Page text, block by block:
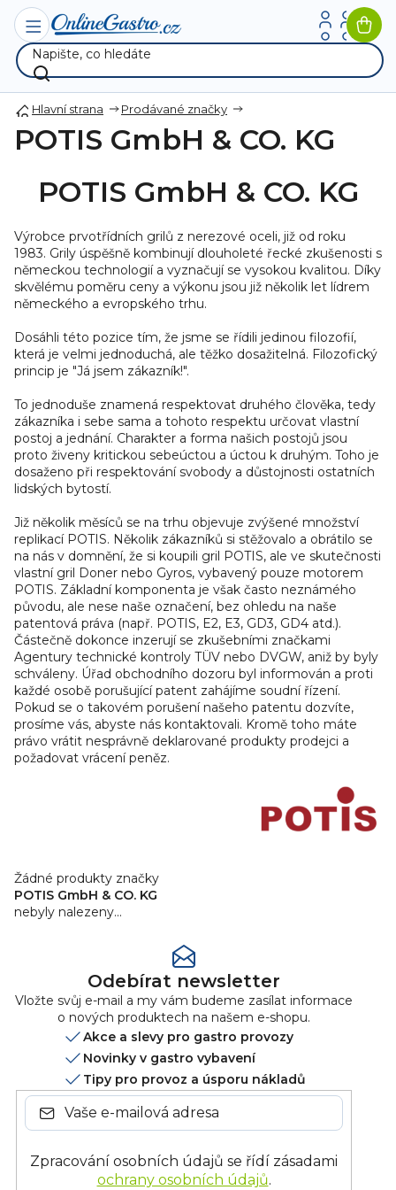
Přejít
obsah
Hlavní strana Prodávané značky
POTIS GmbH & CO. KG
POTIS GmbH & CO. KG
Výrobce prvotřídních grilů z nerezové oceli, již od roku
1983. Grily úspěšně kombinují dlouholeté řecké zkušenosti s
německou technologií a vyznačují se vysokou kvalitou. Díky
skvělému poměru ceny a výkonu jsou již několik let lídrem
německého a evropského trhu.
Dosáhli této pozice tím, že jsme se řídili jedinou filozofií,
která je velmi jednoduchá, ale těžko dosažitelná. Filozofický
princip je "Já jsem zákazník!".
To jednoduše znamená respektovat druhého člověka, tedy
zákazníka i sebe sama a tohoto respektu určovat vlastní
postoj a jednání. Charakter a forma našich postojů jsou
proto živeny kritickou sebeúctou a úctou k druhým. Toho je
dosaženo při respektování svobody a důstojnosti ostatních
lidských bytostí.
Již několik měsíců se na trhu objevuje zvýšené množství
replikací POTIS. Několik zákazníků si stěžovalo a obrátilo se
na nás v domnění, že si koupili gril POTIS, ale ve skutečnosti
vlastní gril Doner nebo Gyros, vybavený pouze motorem
POTIS. Základní komponenta je však často neznámého
původu, ale nese naše označení, bez ohledu na naše
patentová práva (např. POTIS, E2, E3, GD3, GD4 atd.).
Částečně dokonce inzerují se zkušebními značkami
Agentury technické kontroly TÜV nebo DVGW, aniž by byly
schváleny. Úřad obchodního dozoru byl informován a proti
každé osobě porušující patent zahájíme soudní řízení.
Pokud se o takovém porušení našeho patentu dozvíte,
prosíme vás, abyste nás kontaktovali. Kromě toho máte
právo vrátit nesprávně deklarované produkty prodejci a
požadovat vrácení peněz.
Žádné produkty značky
POTIS GmbH & CO. KG
nebyly nalezeny...
Odebírat newsletter
Vložte svůj e-mail a my vám budeme zasílat informace
o nových produktech na našem e-shopu.
Akce a slevy pro gastro provozy
Novinky v gastro vybavení
Tipy pro provoz a úsporu nákladů
Zpracování osobních údajů se řídí zásadami
ochrany osobních údajů.